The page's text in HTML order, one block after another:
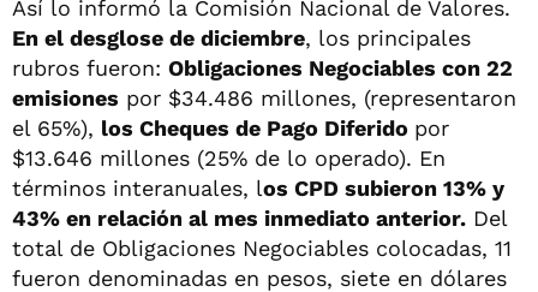
Así lo informó la Comisión Nacional de Valores.
En el desglose de diciembre, los principales
rubros fueron: Obligaciones Negociables con 22
emisiones por $34.486 millones, (representaron
el 65%), los Cheques de Pago Diferido por
$13.646 millones (25% de lo operado). En
términos interanuales, los CPD subieron 13% y
43% en relación al mes inmediato anterior. Del
total de Obligaciones Negociables colocadas, 11
fueron denominadas en pesos, siete en dólares